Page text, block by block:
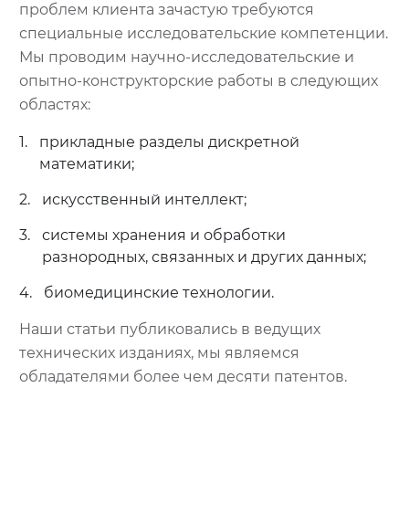
проблем клиента зачастую требуются
специальные исследовательские компетенции.
Мы проводим научно-исследовательские и
опытно-конструкторские работы в следующих
областях:
1.
прикладные разделы дискретной
математики;
2. искусственный интеллект;
3.
системы хранения и обработки
разнородных, связанных и других данных;
4. биомедицинские технологии.
Наши статьи публиковались в ведущих
технических изданиях, мы являемся
обладателями более чем десяти патентов.